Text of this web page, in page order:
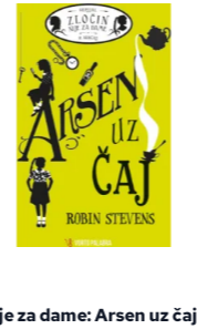
Ricotta i moćni robot